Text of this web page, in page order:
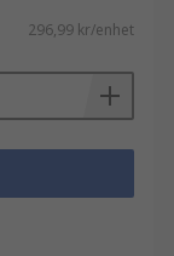
296,99 kr/enhet